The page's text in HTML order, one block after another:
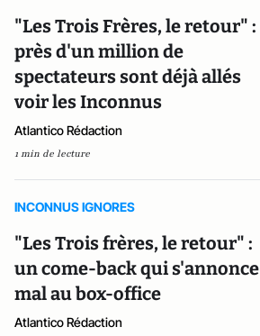
"Les Trois Frères, le retour" :
près d'un million de
spectateurs sont déjà allés
voir les Inconnus
Atlantico Rédaction
1 min de lecture
INCONNUS IGNORES
"Les Trois frères, le retour" :
un come-back qui s'annonce
mal au box-office
Atlantico Rédaction